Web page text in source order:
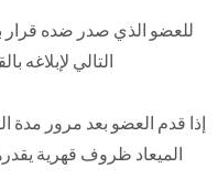
للعضو الذي صدر ضده قرار
التالي لإبلاغه
إذا قدم العضو بعد مرور مدة
الميعاد ظروف قهرية